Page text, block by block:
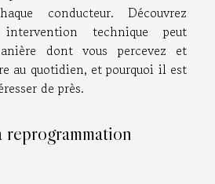
conducteur. Découvrez
technique peut
dont vous percevez et
au quotidien, et pourquoi il est
de près.